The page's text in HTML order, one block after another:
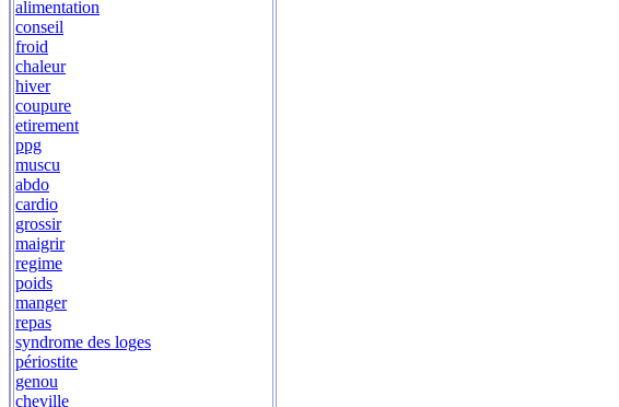
alimentation
conseil
froid
chaleur
hiver
coupure
etirement
ppg
muscu
abdo
cardio
grossir
maigrir
regime
poids
manger
repas
syndrome des loges
périostite
genou
cheville